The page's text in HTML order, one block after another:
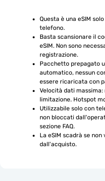
Questa è una eSIM
telefono.
Basta scansionare il
eSIM. Non sono
registrazione.
Pacchetto prepagato
automatico, nessun
essere ricaricata con
Velocità dati massima:
limitazione. Hotspot
Utilizzabile solo con
non bloccati
sezione FAQ.
La eSIM scadrà se
dall'acquisto.